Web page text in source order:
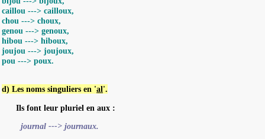
caillou ---> cailloux,
chou ---> choux,
genou ---> genoux,
hibou ---> hiboux,
joujou ---> joujoux,
pou ---> poux.
d) Les noms singuliers en 'al'.
Ils font leur pluriel en aux :
journal ---> journaux.